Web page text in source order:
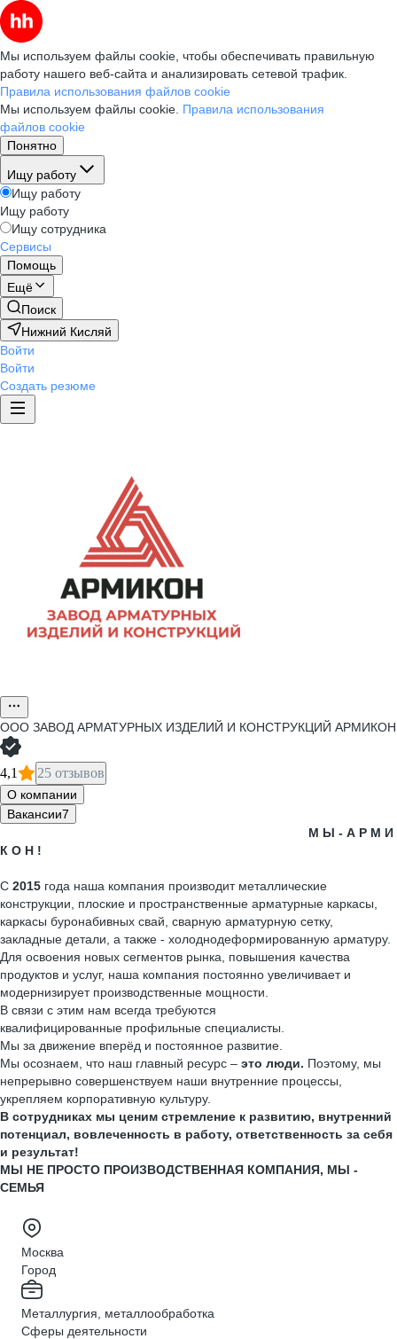
Мы используем файлы cookie, чтобы обеспечивать правильную
работу нашего веб-сайта и анализировать сетевой трафик.
Правила использования файлов cookie
Мы используем файлы cookie. Правила использования
файлов cookie
Понятно
Ищу работу
Ищу работу
Ищу работу
Ищу сотрудника
Сервисы
Помощь
Ещё
Поиск
Нижний Кисляй
Войти
Войти
Создать резюме
ООО ЗАВОД АРМАТУРНЫХ ИЗДЕЛИЙ И КОНСТРУКЦИЙ АРМИКОН
4,1 25 отзывов
О компании
Вакансии7
М Ы - А Р М И
К О Н !
С 2015 года наша компания производит металлические
конструкции, плоские и пространственные арматурные каркасы,
каркасы буронабивных свай, сварную арматурную сетку,
закладные детали, а также - холоднодеформированную арматуру.
Для освоения новых сегментов рынка, повышения качества
продуктов и услуг, наша компания постоянно увеличивает и
модернизирует производственные мощности.
В связи с этим нам всегда требуются
квалифицированные профильные специалисты.
Мы за движение вперёд и постоянное развитие.
Мы осознаем, что наш главный ресурс – это люди. Поэтому, мы
непрерывно совершенствуем наши внутренние процессы,
укрепляем корпоративную культуру.
В сотрудниках мы ценим стремление к развитию, внутренний
потенциал, вовлеченность в работу, ответственность за себя
и результат!
МЫ НЕ ПРОСТО ПРОИЗВОДСТВЕННАЯ КОМПАНИЯ, МЫ -
СЕМЬЯ
Москва
Город
Металлургия, металлообработка
Сферы деятельности